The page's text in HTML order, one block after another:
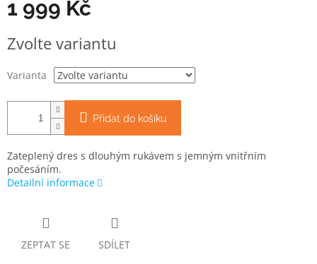
1 999 Kč
cena:
Zvolte variantu
Varianta
Přidat do košíku
Zateplený dres s dlouhým rukávem s jemným vnitřním
počesáním.
Detailní informace
ZEPTAT SE SDÍLET